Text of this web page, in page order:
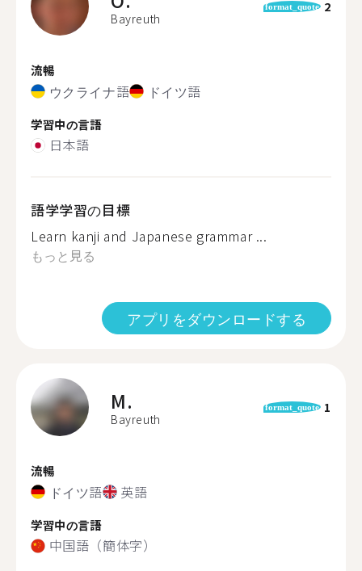
Bayreuth
format_quote 2
流暢
ウクライナ語 ドイツ語
学習中の言語
日本語
語学学習の目標
Learn kanji and Japanese grammar ...
もっと見る
アプリをダウンロードする
M.
Bayreuth
format_quote 1
流暢
ドイツ語 英語
学習中の言語
中国語（簡体字）